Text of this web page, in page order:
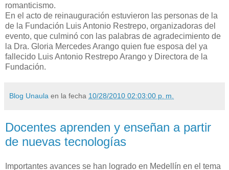
romanticismo.
En el acto de reinauguración estuvieron las personas de la
de la Fundación Luis Antonio Restrepo, organizadoras del
evento, que culminó con las palabras de agradecimiento de
la Dra. Gloria Mercedes Arango quien fue esposa del ya
fallecido Luis Antonio Restrepo Arango y Directora de la
Fundación.
Blog Unaula en la fecha 10/28/2010 02:03:00 p. m.
Docentes aprenden y enseñan a partir
de nuevas tecnologías
Importantes avances se han logrado en Medellín en el tema